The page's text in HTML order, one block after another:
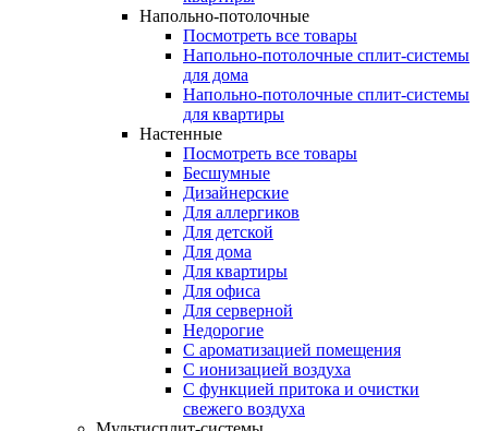
Напольно-потолочные
Посмотреть все товары
Напольно-потолочные сплит-системы
для дома
Напольно-потолочные сплит-системы
для квартиры
Настенные
Посмотреть все товары
Бесшумные
Дизайнерские
Для аллергиков
Для детской
Для дома
Для квартиры
Для офиса
Для серверной
Недорогие
С ароматизацией помещения
С ионизацией воздуха
С функцией притока и очистки
свежего воздуха